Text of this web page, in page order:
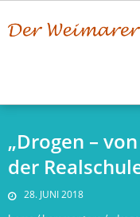
to
„Drogen –
der
28. JUNI 2018